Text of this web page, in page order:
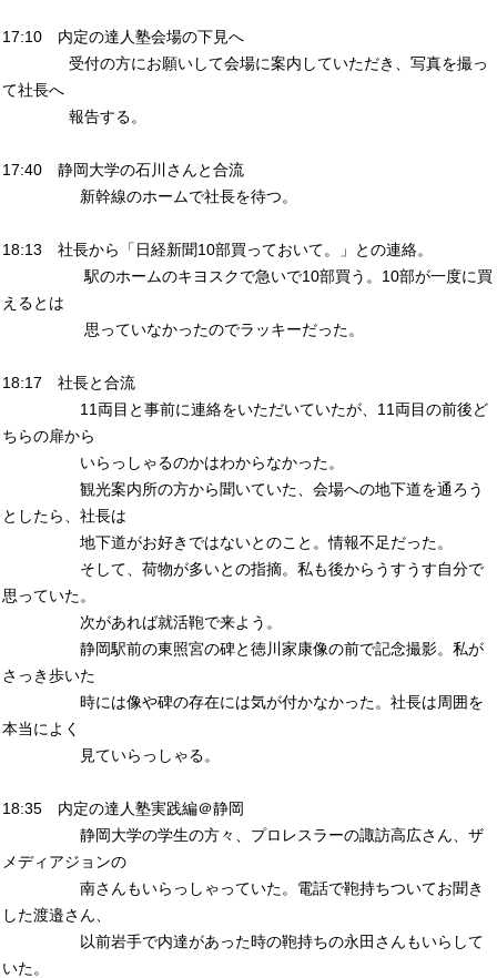
17:10 内定の達人塾会場の下見へ
受付の方にお願いして会場に案内していただき、写真を撮っ
て社長へ
報告する。
17:40 静岡大学の石川さんと合流
新幹線のホームで社長を待つ。
18:13 社長から「日経新聞10部買っておいて。」との連絡。
駅のホームのキヨスクで急いで10部買う。10部が一度に買
えるとは
思っていなかったのでラッキーだった。
18:17 社長と合流
11両目と事前に連絡をいただいていたが、11両目の前後ど
ちらの扉から
いらっしゃるのかはわからなかった。
観光案内所の方から聞いていた、会場への地下道を通ろう
としたら、社長は
地下道がお好きではないとのこと。情報不足だった。
そして、荷物が多いとの指摘。私も後からうすうす自分で
思っていた。
次があれば就活鞄で来よう。
静岡駅前の東照宮の碑と徳川家康像の前で記念撮影。私が
さっき歩いた
時には像や碑の存在には気が付かなかった。社長は周囲を
本当によく
見ていらっしゃる。
18:35 内定の達人塾実践編＠静岡
静岡大学の学生の方々、プロレスラーの諏訪高広さん、ザ
メディアジョンの
南さんもいらっしゃっていた。電話で鞄持ちついてお聞き
した渡邉さん、
以前岩手で内達があった時の鞄持ちの永田さんもいらして
いた。